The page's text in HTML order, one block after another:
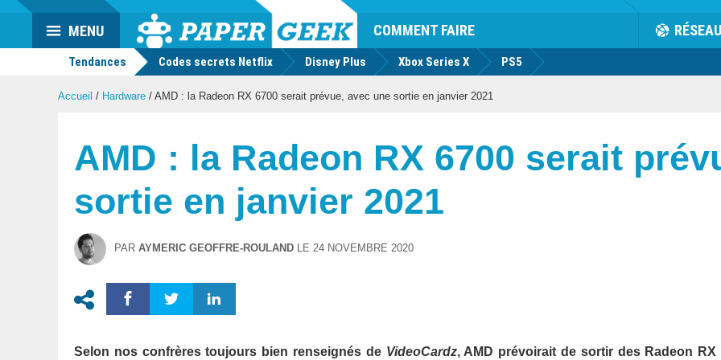
Actu
geek
COMMENT FAIRE RÉSEAU
MENU
Tendances Codes secrets Netflix Disney Plus Xbox Series X PS5
Accueil / Hardware / AMD : la Radeon RX 6700 serait prévue, avec une sortie en janvier 2021
AMD : la Radeon RX 6700 serait
sortie en janvier 2021
PAR AYMERIC GEOFFRE-ROULAND LE 24 NOVEMBRE 2020
Selon nos confrères toujours bien renseignés de VideoCardz, AMD prévoirait de sortir des Radeon RX